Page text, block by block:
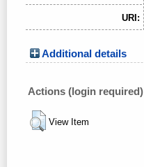
URI:
Additional details
Actions (login required)
View Item